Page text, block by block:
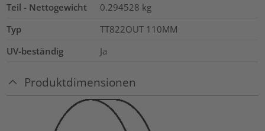
Teil - Nettogewicht
0.294528 kg
Typ
TT822OUT 110MM
UV-beständig
Ja
Produktdimensionen